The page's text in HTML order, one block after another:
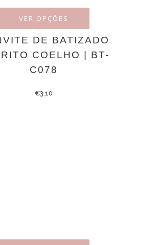
VER OPÇÕES
DE BATIZADO
COELHO | BT-
C078
€3.10